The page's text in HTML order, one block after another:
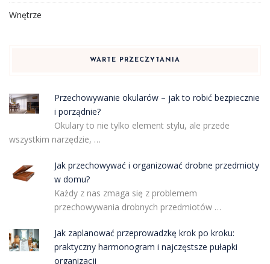
Wnętrze
WARTE PRZECZYTANIA
Przechowywanie okularów – jak to robić bezpiecznie
i porządnie?
Okulary to nie tylko element stylu, ale przede
wszystkim narzędzie, …
Jak przechowywać i organizować drobne przedmioty
w domu?
Każdy z nas zmaga się z problemem
przechowywania drobnych przedmiotów …
Jak zaplanować przeprowadzkę krok po kroku:
praktyczny harmonogram i najczęstsze pułapki
organizacji